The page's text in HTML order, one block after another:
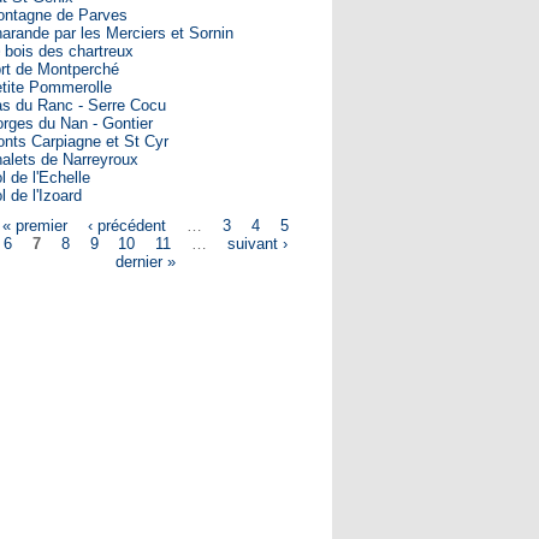
de Parves
par les Merciers et Sornin
bois des chartreux
de Montperché
Pommerolle
du Ranc - Serre Cocu
du Nan - Gontier
Carpiagne et St Cyr
de Narreyroux
de l'Echelle
de l'Izoard
« premier ‹ précédent 3 4
5
6
7 8 9 10 11
suivant ›
dernier »